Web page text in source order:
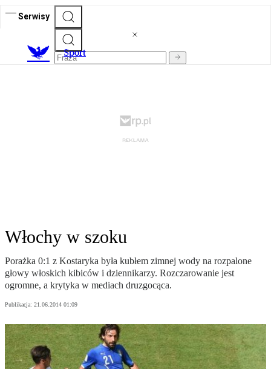
Serwisy
Sport
Włochy w szoku
Porażka 0:1 z Kostaryka była kubłem zimnej wody na rozpalone
głowy włoskich kibiców i dziennikarzy. Rozczarowanie jest
ogromne, a krytyka w mediach druzgocąca.
Publikacja: 21.06.2014 01:09